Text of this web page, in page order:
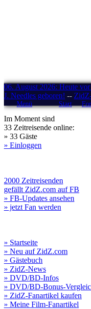
06. August 2026: Heute
J. Needles geboren! --
Menü Start
Im Moment sind
33 Zeitreisende online:
» 33 Gäste
» Einloggen
2000 Zeitreisenden
gefällt ZidZ.com auf FB
» FB-Updates ansehen
» jetzt Fan werden
» Startseite
» Neu auf ZidZ.com
» Gästebuch
» ZidZ-News
» DVD/BD-Infos
» DVD/BD-Bonus-
» ZidZ-Fanartikel kaufen
» Meine Film-Fanartikel